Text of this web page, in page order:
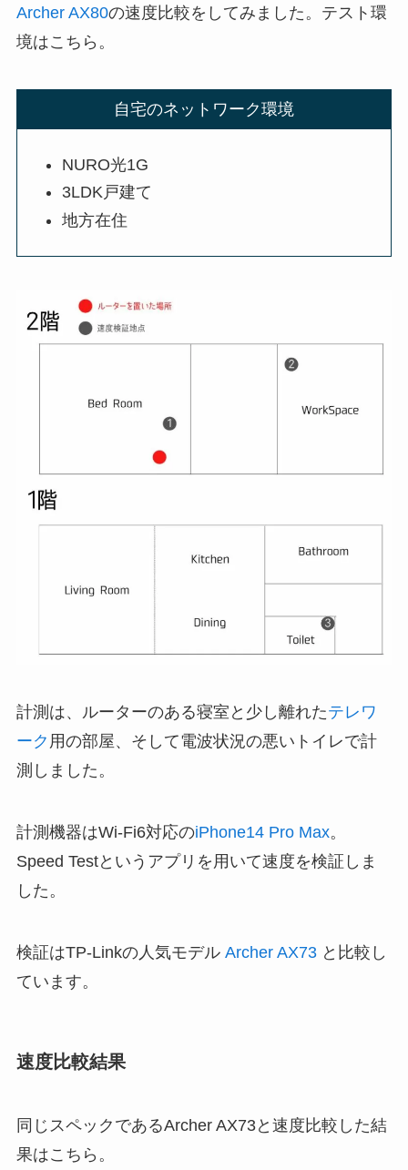
Archer AX80の速度比較をしてみました。テスト環
境はこちら。
自宅のネットワーク環境
NURO光1G
3LDK戸建て
地方在住
計測は、ルーターのある寝室と少し離れたテレワ
ーク 用の部屋、そして電波状況の悪いトイレで計
測しました。
計測機器はWi-Fi6対応のiPhone14 Pro Max。
Speed Testというアプリを用いて速度を検証しま
した。
検証はTP-Linkの人気モデル Archer AX73と比較し
ています。
速度比較結果
同じスペックであるArcher AX73と速度比較した結
果はこちら。